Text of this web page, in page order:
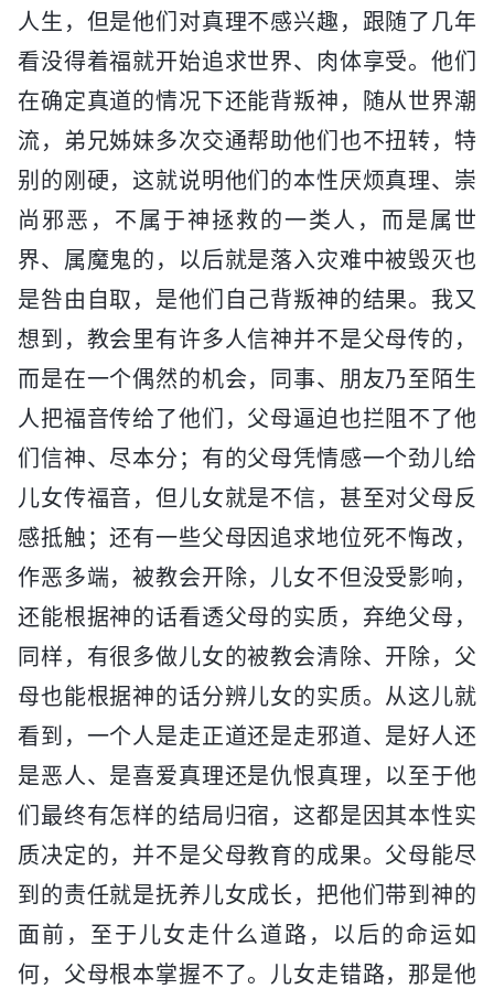
人生，但是他们对真理不感兴趣，跟随了几年
看没得着福就开始追求世界、肉体享受。他们
在确定真道的情况下还能背叛神，随从世界潮
流，弟兄姊妹多次交通帮助他们也不扭转，特
别的刚硬，这就说明他们的本性厌烦真理、崇
尚邪恶，不属于神拯救的一类人，而是属世
界、属魔鬼的，以后就是落入灾难中被毁灭也
是咎由自取，是他们自己背叛神的结果。我又
想到，教会里有许多人信神并不是父母传的，
而是在一个偶然的机会，同事、朋友乃至陌生
人把福音传给了他们，父母逼迫也拦阻不了他
们信神、尽本分；有的父母凭情感一个劲儿给
儿女传福音，但儿女就是不信，甚至对父母反
感抵触；还有一些父母因追求地位死不悔改，
作恶多端，被教会开除，儿女不但没受影响，
还能根据神的话看透父母的实质，弃绝父母，
同样，有很多做儿女的被教会清除、开除，父
母也能根据神的话分辨儿女的实质。从这儿就
看到，一个人是走正道还是走邪道、是好人还
是恶人、是喜爱真理还是仇恨真理，以至于他
们最终有怎样的结局归宿，这都是因其本性实
质决定的，并不是父母教育的成果。父母能尽
到的责任就是抚养儿女成长，把他们带到神的
面前，至于儿女走什么道路，以后的命运如
何，父母根本掌握不了。儿女走错路，那是他